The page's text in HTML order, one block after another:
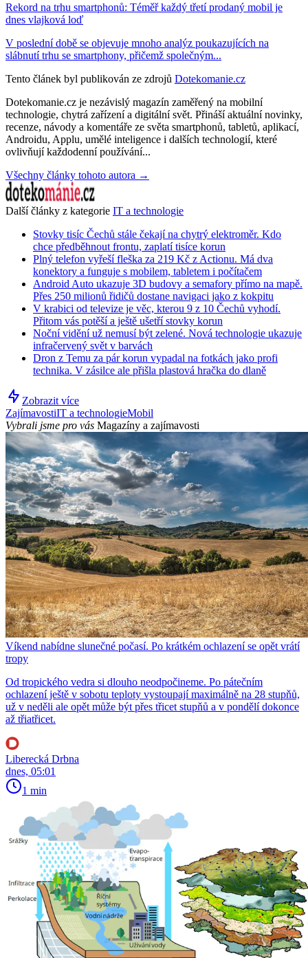
Rekord na trhu smartphonů: Téměř každý třetí prodaný mobil je
dnes vlajková loď
V poslední době se objevuje mnoho analýz poukazujících na
slábnutí trhu se smartphony, přičemž společným...
Tento článek byl publikován ze zdrojů Dotekomanie.cz
Dotekomanie.cz je nezávislý magazín zaměřený na mobilní
technologie, chytrá zařízení a digitální svět. Přináší aktuální novinky,
recenze, návody a komentáře ze světa smartphonů, tabletů, aplikací,
Androidu, Applu, umělé inteligence i dalších technologií, které
ovlivňují každodenní používání...
Všechny články tohoto autora →
Další články z kategorie IT a technologie
Stovky tisíc Čechů stále čekají na chytrý elektroměr. Kdo
chce předběhnout frontu, zaplatí tisíce korun
Plný telefon vyřeší fleška za 219 Kč z Actionu. Má dva
konektory a funguje s mobilem, tabletem i počítačem
Android Auto ukazuje 3D budovy a semafory přímo na mapě.
Přes 250 milionů řidičů dostane navigaci jako z kokpitu
V krabici od televize je věc, kterou 9 z 10 Čechů vyhodí.
Přitom vás potěší a ještě ušetří stovky korun
Noční vidění už nemusí být zelené. Nová technologie ukazuje
infračervený svět v barvách
Dron z Temu za pár korun vypadal na fotkách jako profi
technika. V zásilce ale přišla plastová hračka do dlaně
Zobrazit více
ZajímavostiIT a technologieMobil
Vybrali jsme pro vás Magazíny a zajímavosti
Víkend nabídne slunečné počasí. Po krátkém ochlazení se opět vrátí
tropy
Od tropického vedra si dlouho neodpočineme. Po pátečním
ochlazení ještě v sobotu teploty vystoupají maximálně na 28 stupňů,
už v neděli ale opět může být přes třicet stupňů a v pondělí dokonce
až třiatřicet.
Liberecká Drbna
dnes, 05:01
1 min